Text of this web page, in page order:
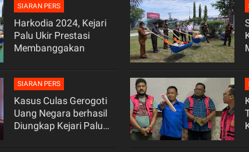
Sulteng
SIARAN PERS
Harkodia 2024, Kejari
Palu Ukir Prestasi
Membanggakan
SIARAN PERS
Kasus Culas Gerogoti
Uang Negara berhasil
Diungkap Kejari Palu